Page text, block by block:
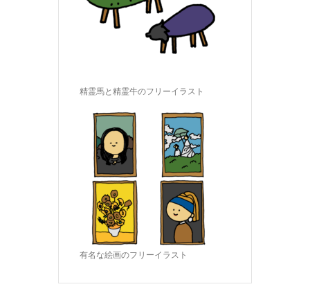
精霊馬と精霊牛のフリーイラスト
有名な絵画のフリーイラスト